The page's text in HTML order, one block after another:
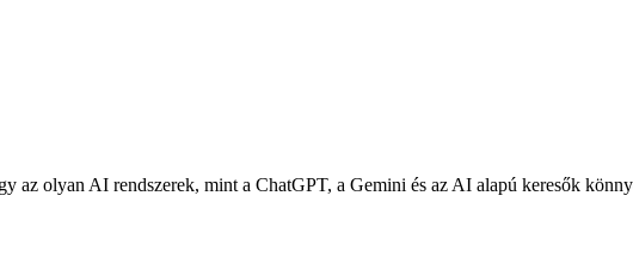
olyan AI rendszerek, mint a ChatGPT, a Gemini és az AI alapú keresők